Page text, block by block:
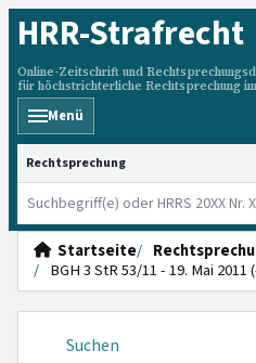
HRR-Strafrecht
Online-Zeitschrift und
für höchstrichterliche Rechtsprechung
Menü
HRRS durchsuchen
Startseite
BGH 3 StR 53/11 - 19. Mai 2011
Suchen